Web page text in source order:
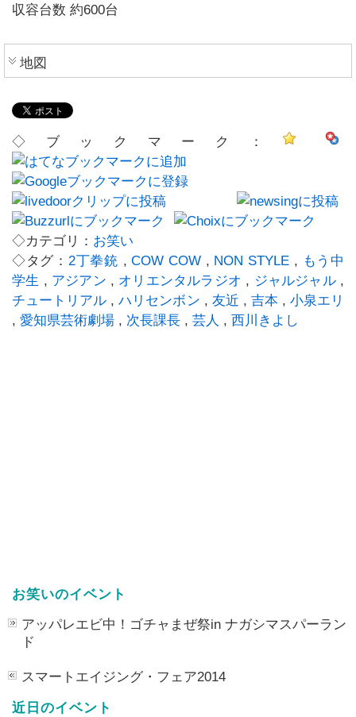
収容台数 約600台
地図
◇ブックマーク：
◇カテゴリ： お笑い
◇タグ： 2丁拳銃 ,COW COW, NON STYLE , もう中
学生 , アジアン , オリエンタルラジオ , ジャルジャル,
チュートリアル ,ハリセンボン , 友近 , 吉本 , 小泉エリ
, 愛知県芸術劇場 , 次長課長 , 芸人 , 西川きよし
お笑いのイベント
アッパレエビ中！ゴチャまぜ祭in ナガシマスパーラン
ド
スマートエイジング・フェア2014
近日のイベント